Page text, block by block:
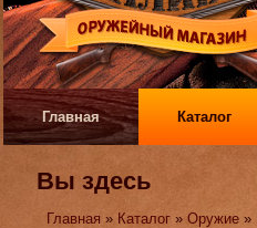
Главная Каталог
Вы здесь
Главная » Каталог »Оружие »